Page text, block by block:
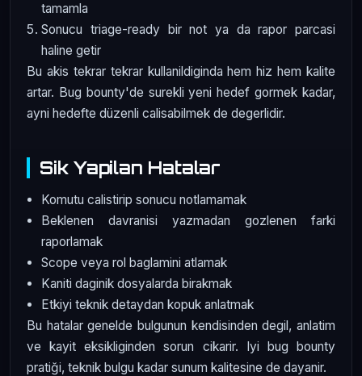
tamamla
Sonucu triage-ready bir not ya da rapor parcasi
haline getir
Bu akis tekrar tekrar kullanildiginda hem hiz hem kalite
artar. Bug bounty'de surekli yeni hedef gormek kadar,
ayni hedefte düzenli calisabilmek de degerlidir.
Sik Yapilan Hatalar
Komutu calistirip sonucu notlamamak
Beklenen davranisi yazmadan gozlenen farki
raporlamak
Scope veya rol baglamini atlamak
Kaniti daginik dosyalarda birakmak
Etkiyi teknik detaydan kopuk anlatmak
Bu hatalar genelde bulgunun kendisinden degil, anlatim
ve kayit eksikliginden sorun cikarir. Iyi bug bounty
pratiği, teknik bulgu kadar sunum kalitesine de dayanir.